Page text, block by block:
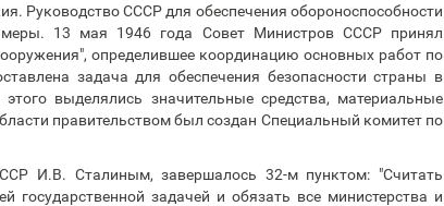
Руководство СССР для обеспечения обороноспособности
13 мая 1946 года Совет Министров СССР принял
определившее координацию основных работ по
задача для обеспечения безопасности страны в
выделялись значительные средства, материальные
правительством был создан Специальный комитет по
И.В. Сталиным, завершалось 32-м пунктом: "Считать
задачей и обязать все министерства и